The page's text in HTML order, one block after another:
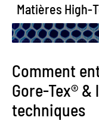
Matières High-
Comment
Gore-Tex®
techniques